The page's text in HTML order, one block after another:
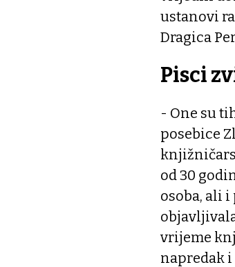
ustanovi
Dragica
Pisci
- One su
posebice
od 30
osoba, ali
vrijeme
napredak